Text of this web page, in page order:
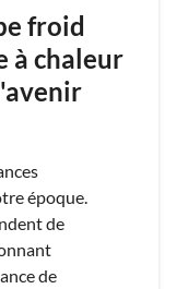
froid
à chaleur
époque.
de
de